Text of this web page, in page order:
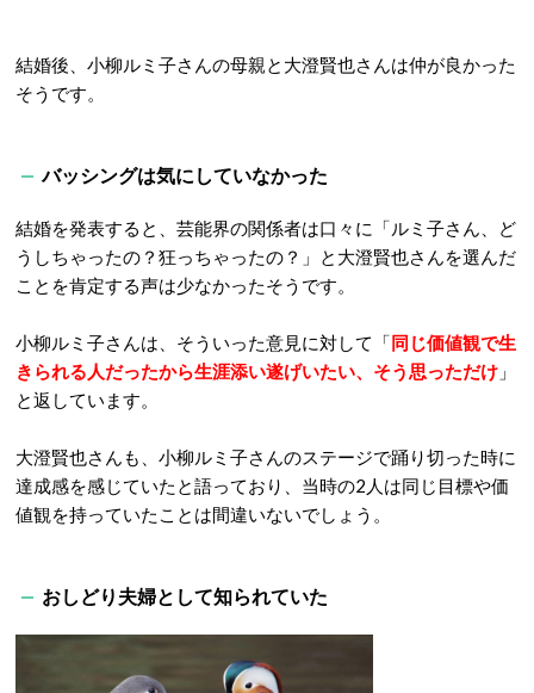
結婚後、小柳ルミ子さんの母親と大澄賢也さんは仲が良かった
そうです。
バッシングは気にしていなかった
結婚を発表すると、芸能界の関係者は口々に「ルミ子さん、ど
うしちゃったの？狂っちゃったの？」と大澄賢也さんを選んだ
ことを肯定する声は少なかったそうです。
小柳ルミ子さんは、そういった意見に対して「同じ価値観で生
きられる人だったから生涯添い遂げいたい、そう思っただけ 」
と返しています。
大澄賢也さんも、小柳ルミ子さんのステージで踊り切った時に
達成感を感じていたと語っており、当時の2人は同じ目標や価
値観を持っていたことは間違いないでしょう。
おしどり夫婦として知られていた